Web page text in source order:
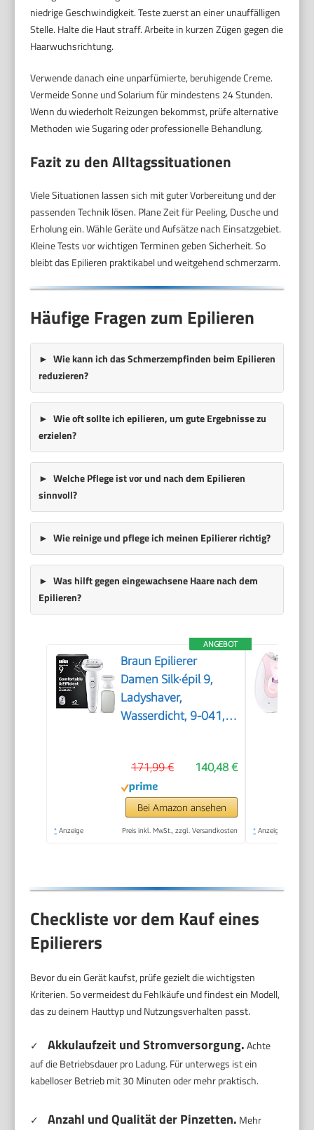
niedrige Geschwindigkeit. Teste zuerst an einer unauffälligen
Stelle. Halte die Haut straff. Arbeite in kurzen Zügen gegen die
Haarwuchsrichtung.
Verwende danach eine unparfümierte, beruhigende Creme.
Vermeide Sonne und Solarium für mindestens 24 Stunden.
Wenn du wiederholt Reizungen bekommst, prüfe alternative
Methoden wie Sugaring oder professionelle Behandlung.
Fazit zu den Alltagssituationen
Viele Situationen lassen sich mit guter Vorbereitung und der
passenden Technik lösen. Plane Zeit für Peeling, Dusche und
Erholung ein. Wähle Geräte und Aufsätze nach Einsatzgebiet.
Kleine Tests vor wichtigen Terminen geben Sicherheit. So
bleibt das Epilieren praktikabel und weitgehend schmerzarm.
Häufige Fragen zum Epilieren
Wie kann ich das Schmerzempfinden beim Epilieren
reduzieren?
Wie oft sollte ich epilieren, um gute Ergebnisse zu
erzielen?
Welche Pflege ist vor und nach dem Epilieren
sinnvoll?
Wie reinige und pflege ich meinen Epilierer richtig?
Was hilft gegen eingewachsene Haare nach dem
Epilieren?
ANGEBOT
Braun Epilierer
Damen Silk·épil 9,
Ladyshaver,
Wasserdicht, 9-041,
140,48 €
171,99 €
Bei Amazon ansehen
* Anzeige Preis inkl. MwSt., zzgl. Versandkosten * Anzeige
Checkliste vor dem Kauf eines
Epilierers
Bevor du ein Gerät kaufst, prüfe gezielt die wichtigsten
Kriterien. So vermeidest du Fehlkäufe und findest ein Modell,
das zu deinem Hauttyp und Nutzungsverhalten passt.
✓ Akkulaufzeit und Stromversorgung.Achte
auf die Betriebsdauer pro Ladung. Für unterwegs ist ein
kabelloser Betrieb mit 30 Minuten oder mehr praktisch.
✓ Anzahl und Qualität der Pinzetten. Mehr